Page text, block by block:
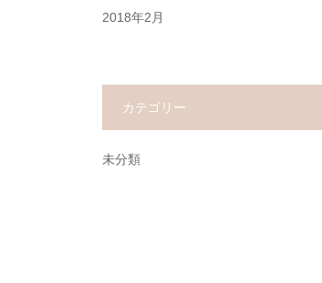
2018年2月
カテゴリー
未分類